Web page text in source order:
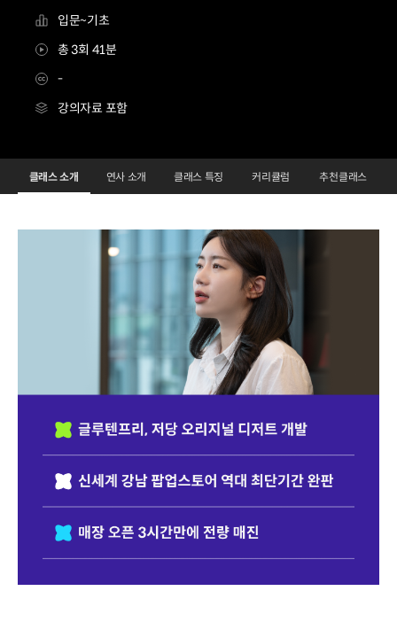
입문~기초
총 3회 41분
-
강의자료 포함
[Snack] 1994 양과점 신인화 Details
Configuration Information Shortcuts
클래스 소개 연사 소개 클래스 특징 커리큘럼 추천클래스